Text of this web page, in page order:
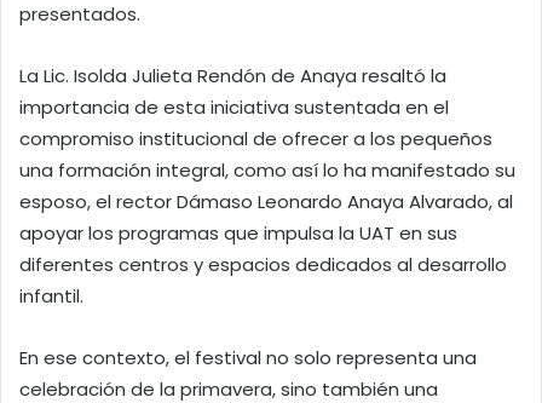
presentados.
La Lic. Isolda Julieta Rendón de Anaya resaltó la
importancia de esta iniciativa sustentada en el
compromiso institucional de ofrecer a los pequeños
una formación integral, como así lo ha manifestado su
esposo, el rector Dámaso Leonardo Anaya Alvarado, al
apoyar los programas que impulsa la UAT en sus
diferentes centros y espacios dedicados al desarrollo
infantil.
En ese contexto, el festival no solo representa una
celebración de la primavera, sino también una